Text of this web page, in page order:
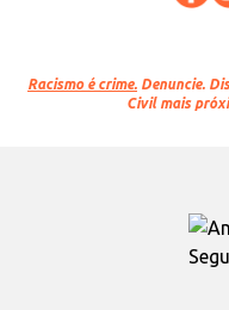
Racismo é crime. Denuncie.
Civil mais